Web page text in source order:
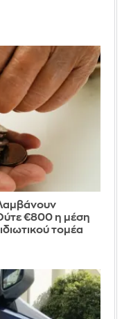
€800 η μέση
τομέα